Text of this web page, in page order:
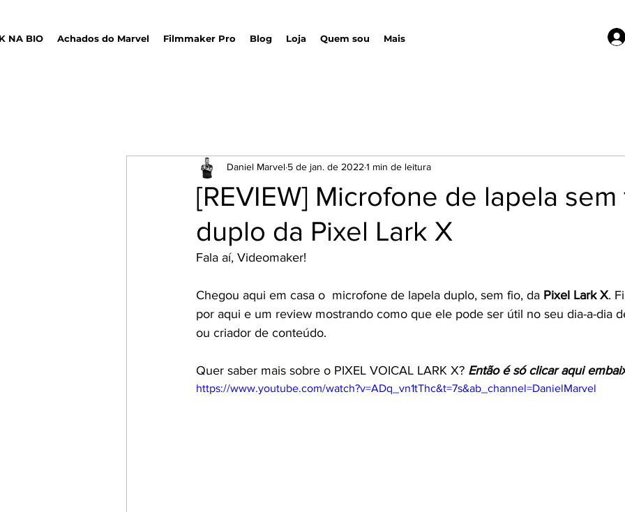
NA BIO Achados do Marvel Filmmaker Pro Blog Loja Quem sou Mais
[REVIEW] Microfone de lapela sem
duplo da Pixel Lark X
Daniel Marvel 5 de jan. de 20221 min de leitura
Fala aí, Videomaker!
Chegou aqui em casa o  microfone de lapela duplo, sem fio, da Pixel Lark X.
por aqui e um review mostrando como que ele pode ser útil no seu dia-a-dia
ou criador de conteúdo.
Quer saber mais sobre o PIXEL VOICAL LARK X? Então é só clicar aqui
https://www.youtube.com/watch?v=ADq_vn1tThc&t=7s&ab_channel=DanielMarvel